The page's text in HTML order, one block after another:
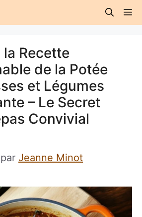
Recette
de la Potée
et Légumes
– Le Secret
Convivial
par Jeanne Minot